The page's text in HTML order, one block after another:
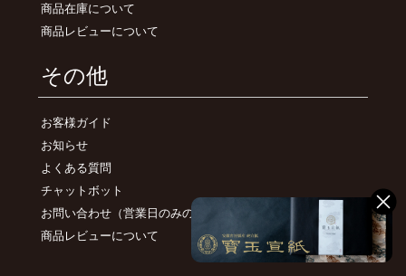
商品在庫について
商品レビューについて
その他
お客様ガイド
お知らせ
よくある質問
チャットボット
お問い合わせ （営業日のみのご対応）
商品レビューについて